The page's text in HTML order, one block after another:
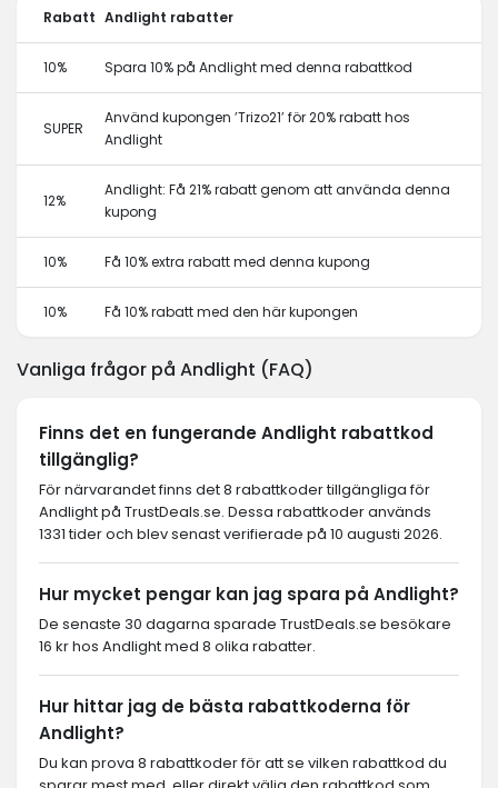
Rabatt Andlight rabatter
10% Spara 10% på Andlight med denna rabattkod
SUPER
Använd kupongen ’Trizo21’ för 20% rabatt hos
Andlight
12%
Andlight: Få 21% rabatt genom att använda denna
kupong
10% Få 10% extra rabatt med denna kupong
10% Få 10% rabatt med den här kupongen
Vanliga frågor på Andlight (FAQ)
Finns det en fungerande Andlight rabattkod
tillgänglig?
För närvarandet finns det 8 rabattkoder tillgängliga för
Andlight på TrustDeals.se. Dessa rabattkoder används
1331 tider och blev senast verifierade på 10 augusti 2026.
Hur mycket pengar kan jag spara på Andlight?
De senaste 30 dagarna sparade TrustDeals.se besökare
16 kr hos Andlight med 8 olika rabatter.
Hur hittar jag de bästa rabattkoderna för
Andlight?
Du kan prova 8 rabattkoder för att se vilken rabattkod du